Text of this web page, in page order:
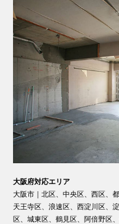
大阪府対応エリア
大阪市｜北区、中央区、西区、
天王寺区、浪速区、西淀川区、
区、城東区、鶴見区、阿倍野区